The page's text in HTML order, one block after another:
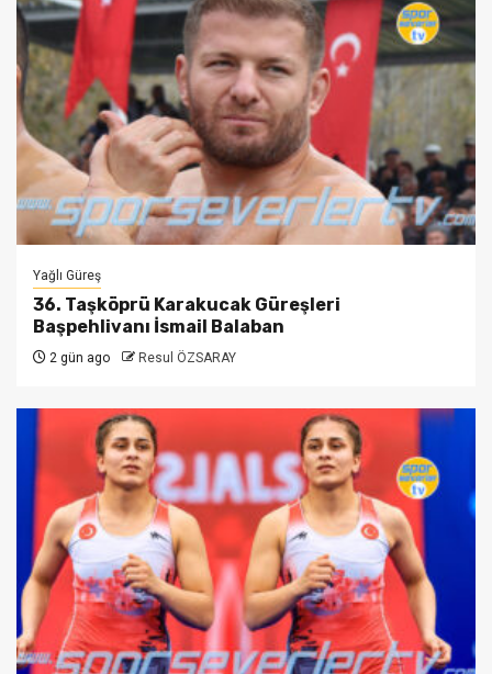
Yağlı Güreş
36. Taşköprü Karakucak Güreşleri
Başpehlivanı İsmail Balaban
2 gün ago Resul ÖZSARAY